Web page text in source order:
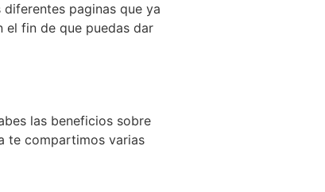
paginas que ya
el fin de que puedas dar
las beneficios sobre
te compartimos varias